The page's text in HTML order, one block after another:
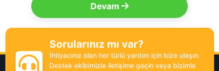
Devam
Sorularınız mı var?
İhtiyacınız olan her türlü yardım için bize ulaşın.
Destek ekibimizle iletişime geçin veya bizimle